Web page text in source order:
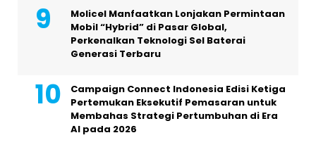
Molicel Manfaatkan Lonjakan Permintaan
Mobil “Hybrid” di Pasar Global,
Perkenalkan Teknologi Sel Baterai
Generasi Terbaru
Campaign Connect Indonesia Edisi Ketiga
Pertemukan Eksekutif Pemasaran untuk
Membahas Strategi Pertumbuhan di Era
AI pada 2026